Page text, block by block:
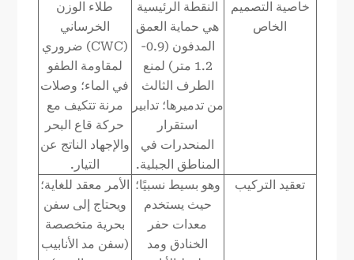
خاصية التصميم
الخاص
النقطة الرئيسية
هي حماية العمق
المدفون (0.9-
1.2 متر) لمنع
الطرف الثالث
من تدميرها؛ تدابير
استقرار
المنحدرات في
المناطق الجبلية.
طلاء الوزن
الخرساني
(CWC) ضروري
لمقاومة الطفو
في الماء؛ وصلات
مرنة تتكيف مع
حركة قاع البحر
والإجهاد الناتج عن
التيار.
تعقيد التركيب
وهو بسيط نسبيًا؛
حيث يستخدم
معدات حفر
الخنادق ومد
الأمر معقد للغاية؛
ويحتاج إلى سفن
بحرية متخصصة
(سفن مد الأنابيب